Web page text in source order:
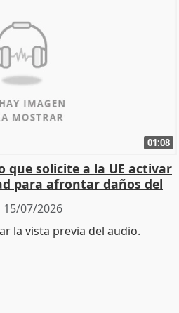
01:08
que solicite a la UE activar
para afrontar daños del
15/07/2026